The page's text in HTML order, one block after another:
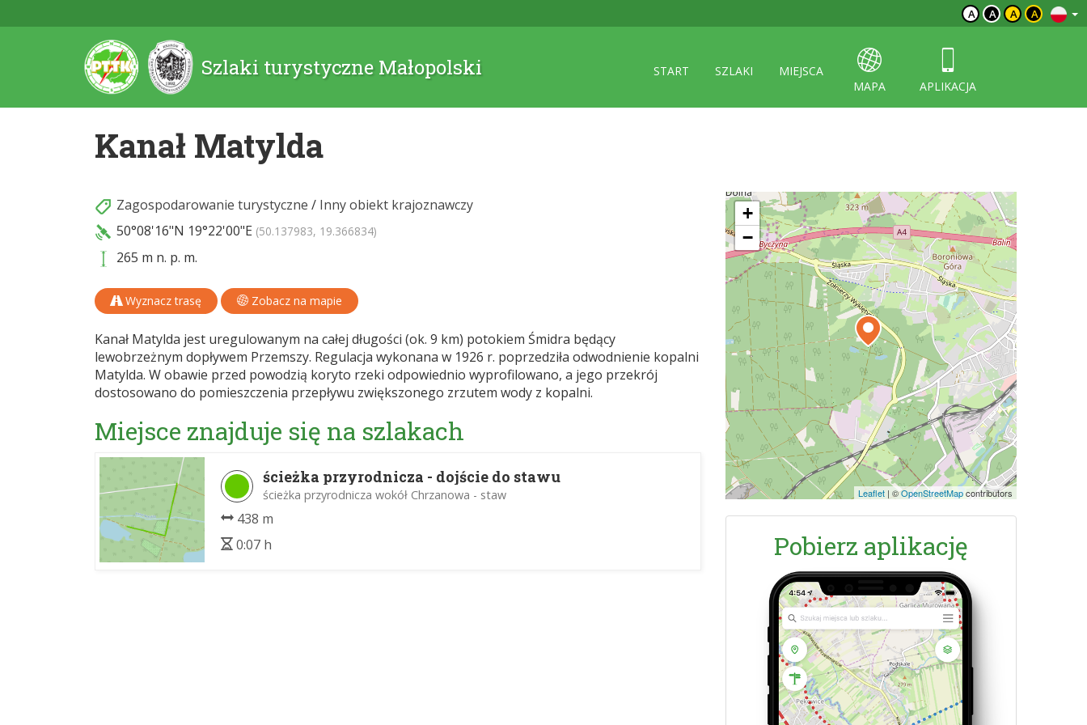
A A A A
Szlaki turystyczne Małopolski START SZLAKI
MIEJSCA
MAPA
APLIKACJA
Kanał Matylda
Zagospodarowanie turystyczne / Inny obiekt krajoznawczy
50°08'16"N 19°22'00"E (50.137983, 19.366834)
265 m n. p. m.
Wyznacz trasę Zobacz na mapie
Kanał Matylda jest uregulowanym na całej długości (ok. 9 km) potokiem Śmidra będący
lewobrzeżnym dopływem Przemszy. Regulacja wykonana w 1926 r. poprzedziła odwodnienie kopalni
Matylda. W obawie przed powodzią koryto rzeki odpowiednio wyprofilowano, a jego przekrój
dostosowano do pomieszczenia przepływu zwiększonego zrzutem wody z kopalni.
Miejsce znajduje się na szlakach
ścieżka przyrodnicza - dojście do stawu
ścieżka przyrodnicza wokół Chrzanowa - staw
438 m
0:07 h
+
−
Leaflet | ©OpenStreetMapcontributors
Pobierz aplikację